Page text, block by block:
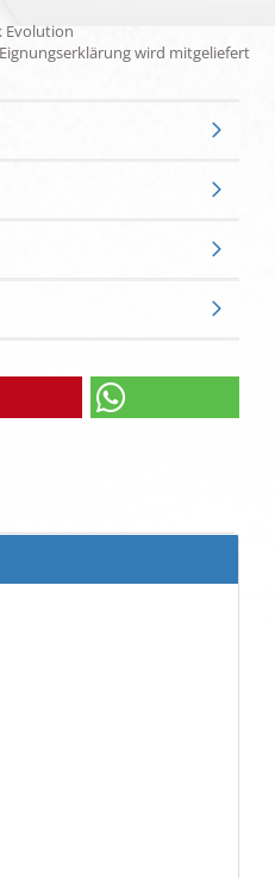
Evolution
wird mitgeliefert